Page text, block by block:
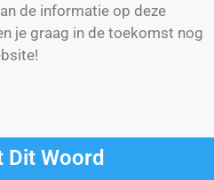
de informatie op deze
je graag in de toekomst nog
Dit Woord